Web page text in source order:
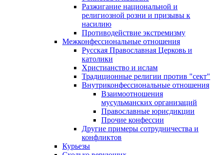
Разжигание национальной и
религиозной розни и призывы к
насилию
Противодействие экстремизму
Межконфессиональные отношения
Русская Православная Церковь и
католики
Христианство и ислам
Традиционные религии против "сект"
Внутриконфессиональные отношения
Взаимоотношения
мусульманских организаций
Православные юрисдикции
Прочие конфессии
Другие примеры сотрудничества и
конфликтов
Курьезы